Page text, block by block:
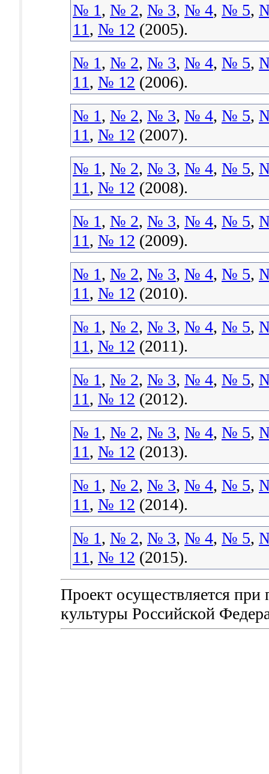
№ 1, № 2, № 3, № 4, № 5,
11, № 12 (2005).
№ 1, № 2, № 3, № 4, № 5,
11, № 12 (2006).
№ 1, № 2, № 3, № 4, № 5,
11, № 12 (2007).
№ 1, № 2, № 3, № 4, № 5,
11, № 12 (2008).
№ 1, № 2, № 3, № 4, № 5,
11, № 12 (2009).
№ 1, № 2, № 3, № 4, № 5,
11, № 12 (2010).
№ 1, № 2, № 3, № 4, № 5,
11, № 12 (2011).
№ 1, № 2, № 3, № 4, № 5,
11, № 12 (2012).
№ 1, № 2, № 3, № 4, № 5,
11, № 12 (2013).
№ 1, № 2, № 3, № 4, № 5,
11, № 12 (2014).
№ 1, № 2, № 3, № 4, № 5,
11, № 12 (2015).
Проект осуществляется
культуры Российской